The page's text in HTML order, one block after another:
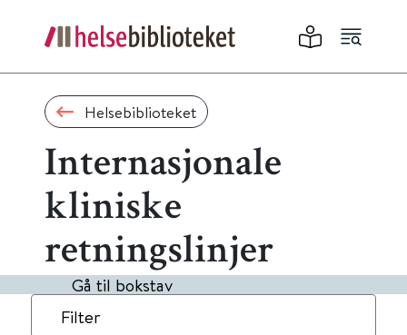
Helsebiblioteket
Internasjonale
kliniske
retningslinjer
Gå til bokstav
Filter